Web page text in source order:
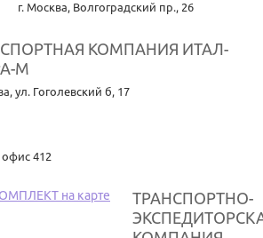
г. Москва, Волгоградский пр., 26
КОМПАНИЯ ИТАЛ-
М
, ул. Гоголевский б, 17
412
ТРАНСПОРТНО-